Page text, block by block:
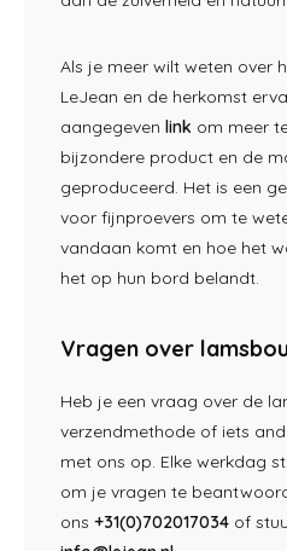
Als je meer wilt weten over
LeJean en de herkomst
aangegeven link om meer
bijzondere product en de
geproduceerd. Het is een
voor fijnproevers om te
vandaan komt en hoe het
het op hun bord belandt.
Vragen over
Heb je een vraag over de
verzendmethode of iets
met ons op. Elke werkdag
om je vragen te
ons +31(0)702017034 of